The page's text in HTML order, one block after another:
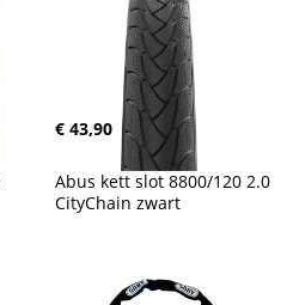
€ 43,90
Abus kett slot 8800/120 2.0
CityChain zwart